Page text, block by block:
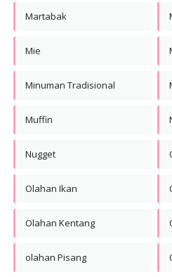
Martabak
Mie
Minuman Tradisional
Muffin
Nugget
Olahan Ikan
Olahan Kentang
olahan Pisang